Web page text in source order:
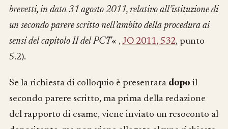
brevetti, in data 31 agosto 2011, relativo all’istituzione di
un secondo parere scritto nell’ambito della procedura ai
sensi del capitolo II del PCT« ,JO 2011, 532, punto
5.2).
Se la richiesta di colloquio è presentata dopo il
secondo parere scritto, ma prima della redazione
del rapporto di esame, viene inviato un resoconto al